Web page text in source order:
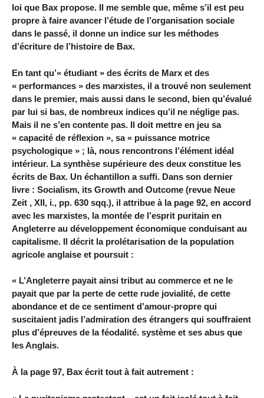
loi que Bax propose. Il me semble que, même s’il est peu
propre à faire avancer l’étude de l’organisation sociale
dans le passé, il donne un indice sur les méthodes
d’écriture de l’histoire de Bax.
En tant qu’« étudiant » des écrits de Marx et des
« performances » des marxistes, il a trouvé non seulement
dans le premier, mais aussi dans le second, bien qu’évalué
par lui si bas, de nombreux indices qu’il ne néglige pas.
Mais il ne s’en contente pas. Il doit mettre en jeu sa
« capacité de réflexion », sa « puissance motrice
psychologique » ; là, nous rencontrons l’élément idéal
intérieur. La synthèse supérieure des deux constitue les
écrits de Bax. Un échantillon a suffi. Dans son dernier
livre : Socialism, its Growth and Outcome (revue Neue
Zeit , XII, i., pp. 630 sqq.), il attribue à la page 92, en accord
avec les marxistes, la montée de l’esprit puritain en
Angleterre au développement économique conduisant au
capitalisme. Il décrit la prolétarisation de la population
agricole anglaise et poursuit :
« L’Angleterre payait ainsi tribut au commerce et ne le
payait que par la perte de cette rude jovialité, de cette
abondance et de ce sentiment d’amour-propre qui
suscitaient jadis l’admiration des étrangers qui souffraient
plus d’épreuves de la féodalité. système et ses abus que
les Anglais.
À la page 97, Bax écrit tout à fait autrement :